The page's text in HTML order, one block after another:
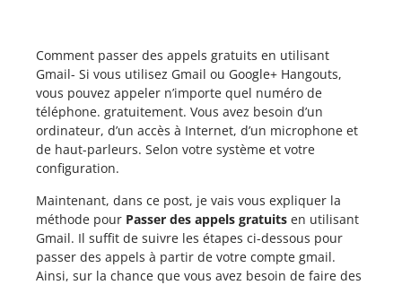
Comment passer des appels gratuits en utilisant
Gmail- Si vous utilisez Gmail ou Google+ Hangouts,
vous pouvez appeler n’importe quel numéro de
téléphone. gratuitement. Vous avez besoin d’un
ordinateur, d’un accès à Internet, d’un microphone et
de haut-parleurs. Selon votre système et votre
configuration.
Maintenant, dans ce post, je vais vous expliquer la
méthode pour Passer des appels gratuits en utilisant
Gmail. Il suffit de suivre les étapes ci-dessous pour
passer des appels à partir de votre compte gmail.
Ainsi, sur la chance que vous avez besoin de faire des